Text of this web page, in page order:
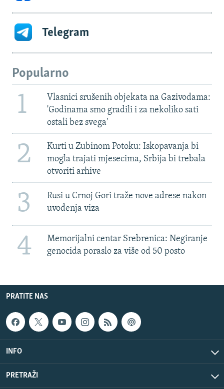
Telegram
Popularno
1
Vlasnici srušenih objekata na Gazivodama:
'Godinama smo gradili i za nekoliko sati
ostali bez svega'
2
Kurti u Zubinom Potoku: Iskopavanja bi
mogla trajati mjesecima, Srbija bi trebala
otvoriti arhive
3
Rusi u Crnoj Gori traže nove adrese nakon
uvođenja viza
4
Memorijalni centar Srebrenica: Negiranje
genocida poraslo za više od 50 posto
PRATITE NAS
INFO
PRETRAŽI